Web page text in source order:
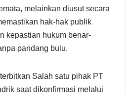
melainkan diusut secara
hak-hak publik
kepastian hukum benar-
pandang bulu.
Salah satu pihak PT
saat dikonfirmasi melalui